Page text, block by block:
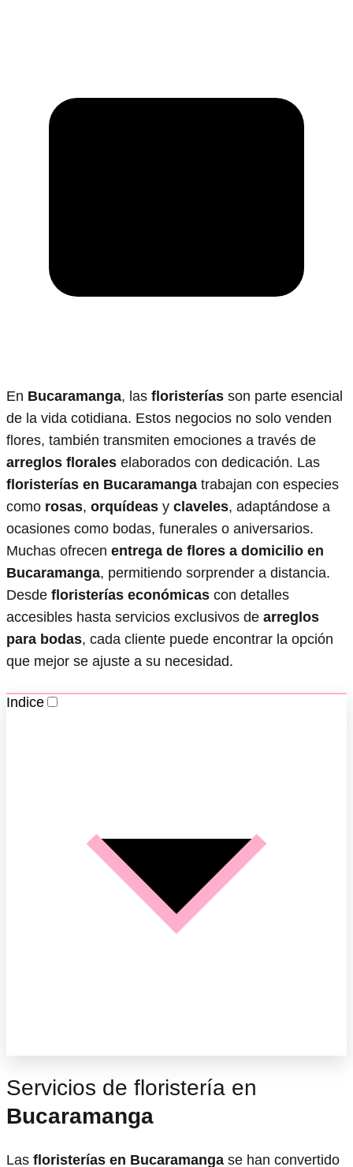
En Bucaramanga, las floristerías son parte esencial
de la vida cotidiana. Estos negocios no solo venden
flores, también transmiten emociones a través de
arreglos florales elaborados con dedicación. Las
floristerías en Bucaramanga trabajan con especies
como rosas, orquídeas y claveles, adaptándose a
ocasiones como bodas, funerales o aniversarios.
Muchas ofrecen entrega de flores a domicilio en
Bucaramanga, permitiendo sorprender a distancia.
Desde floristerías económicas con detalles
accesibles hasta servicios exclusivos de arreglos
para bodas, cada cliente puede encontrar la opción
que mejor se ajuste a su necesidad.
Indice
Servicios de floristería en
Bucaramanga
Las floristerías en Bucaramanga se han convertido